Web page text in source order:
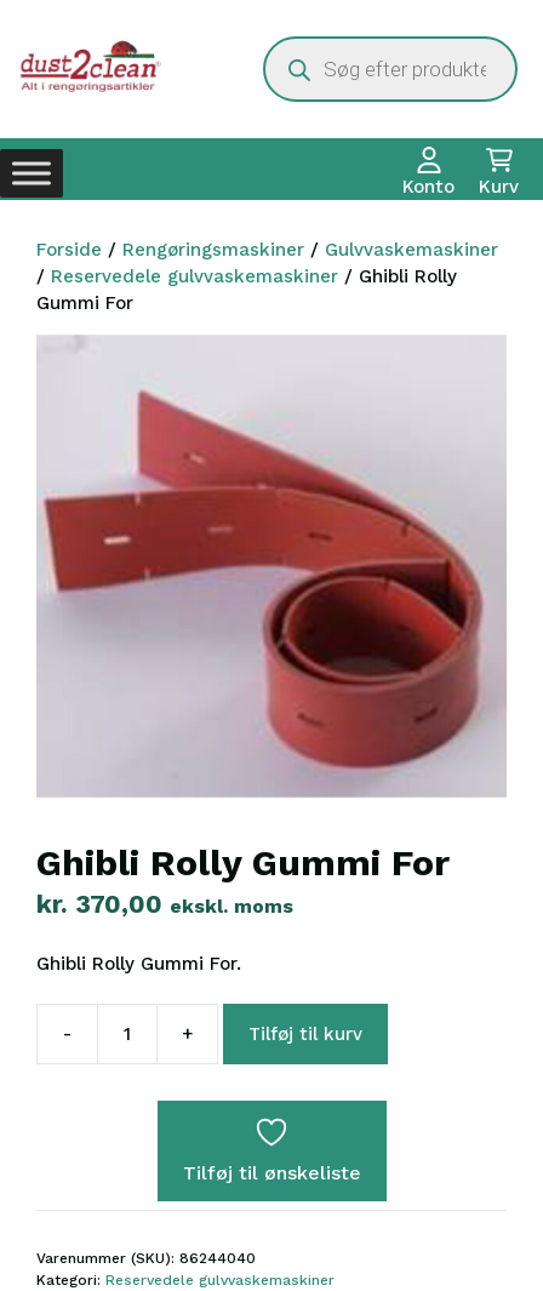
indhold
Products
search
Konto Kurv
Forside / Rengøringsmaskiner / Gulvvaskemaskiner
/ Reservedele gulvvaskemaskiner / Ghibli Rolly
Gummi For
Ghibli Rolly Gummi For
kr. 370,00 ekskl. moms
Ghibli Rolly Gummi For.
-
Ghibli
Gummi
+ Tilføj til kurv
Tilføj til ønskeliste
Varenummer (SKU): 86244040
Kategori: Reservedele gulvvaskemaskiner